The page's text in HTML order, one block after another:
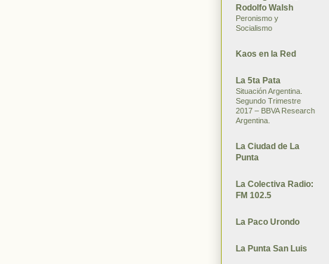
Rodolfo Walsh
Peronismo y
Socialismo
Kaos en la Red
La 5ta Pata
Situación Argentina.
Segundo Trimestre
2017 – BBVA Research
Argentina.
La Ciudad de La
Punta
La Colectiva Radio:
FM 102.5
La Paco Urondo
La Punta San Luis